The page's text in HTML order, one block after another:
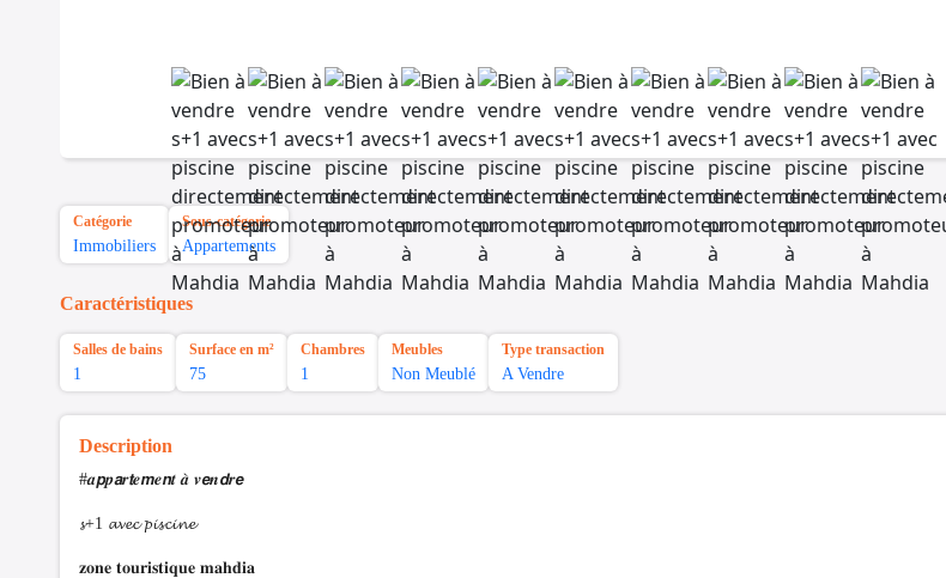
Catégorie
Immobiliers
Sous-catégorie
Appartements
Caractéristiques
Salles de bains
1
Surface en m²
75
Chambres
1
Meubles
Non Meublé
Type transaction
A Vendre
Description
#𝒂𝙥𝒑𝙖𝒓𝙩𝒆𝙢𝒆𝙣𝒕 𝒂̀ 𝒗𝙚𝒏𝙙𝒓𝙚
𝓼+1 𝓪𝓿𝓮𝓬 𝓹𝓲𝓼𝓬𝓲𝓷𝓮
𝐳𝐨𝐧𝐞 𝐭𝐨𝐮𝐫𝐢𝐬𝐭𝐢𝐪𝐮𝐞 𝐦𝐚𝐡𝐝𝐢𝐚